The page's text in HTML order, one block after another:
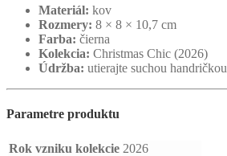
Materiál: kov
Rozmery: 8 × 8 × 10,7 cm
Farba: čierna
Kolekcia: Christmas Chic (2026)
Údržba: utierajte suchou handričkou
Parametre produktu
Rok vzniku kolekcie 2026